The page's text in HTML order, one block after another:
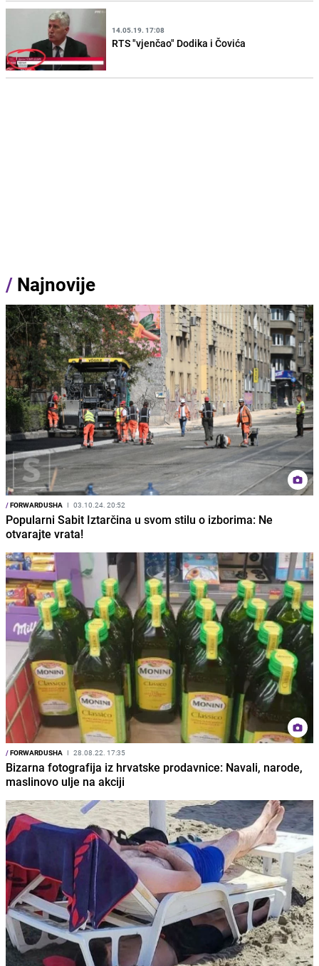
14.05.19. 17:08
RTS "vjenčao" Dodika i Čovića
/ Najnovije
/FORWARDUSHA I 03.10.24. 20:52
Popularni Sabit Iztarčina u svom stilu o izborima: Ne
otvarajte vrata!
/FORWARDUSHA I 28.08.22. 17:35
Bizarna fotografija iz hrvatske prodavnice: Navali, narode,
maslinovo ulje na akciji